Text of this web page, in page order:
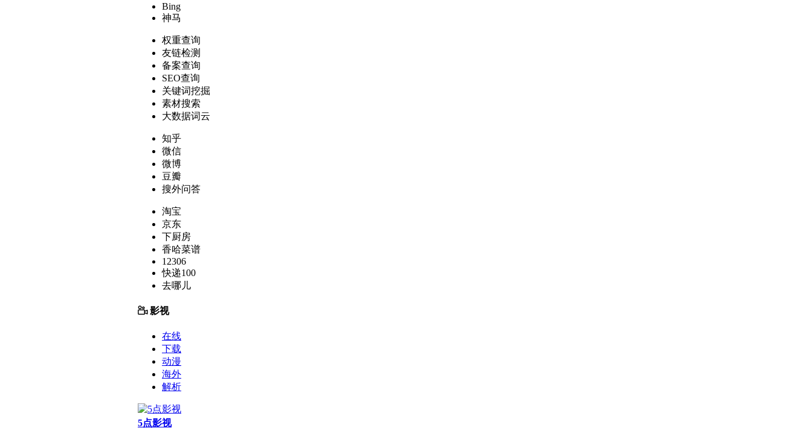
Bing
神马
权重查询
友链检测
备案查询
SEO查询
关键词挖掘
素材搜索
大数据词云
知乎
微信
微博
豆瓣
搜外问答
淘宝
京东
下厨房
香哈菜谱
12306
快递100
去哪儿
影视
在线
下载
动漫
海外
解析
5点影视